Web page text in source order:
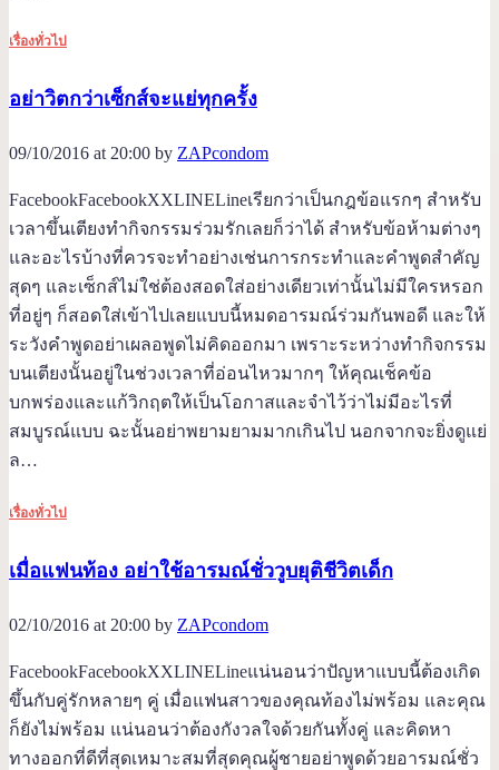
เรื่องทั่วไป
อย่าวิตกว่าเซ็กส์จะแย่ทุกครั้ง
09/10/2016 at 20:00 by ZAPcondom
FacebookFacebookXXLINELineเรียกว่าเป็นกฎข้อแรกๆ สำหรับ
เวลาขึ้นเตียงทำกิจกรรมร่วมรักเลยก็ว่าได้ สำหรับข้อห้ามต่างๆ
และอะไรบ้างที่ควรจะทำอย่างเช่นการกระทำและคำพูดสำคัญ
สุดๆ และเซ็กส์ไม่ใช่ต้องสอดใส่อย่างเดียวเท่านั้นไม่มีใครหรอก
ที่อยู่ๆ ก็สอดใส่เข้าไปเลยแบบนี้หมดอารมณ์ร่วมกันพอดี และให้
ระวังคำพูดอย่าเผลอพูดไม่คิดออกมา เพราะระหว่างทำกิจกรรม
บนเตียงนั้นอยู่ในช่วงเวลาที่อ่อนไหวมากๆ ให้คุณเช็คข้อ
บกพร่องและแก้วิกฤตให้เป็นโอกาสและจำไว้ว่าไม่มีอะไรที่
สมบูรณ์แบบ ฉะนั้นอย่าพยามยามมากเกินไป นอกจากจะยิ่งดูแย่
ล…
เรื่องทั่วไป
เมื่อแฟนท้อง อย่าใช้อารมณ์ชั่ววูบยุติชีวิตเด็ก
02/10/2016 at 20:00 by ZAPcondom
FacebookFacebookXXLINELineแน่นอนว่าปัญหาแบบนี้ต้องเกิด
ขึ้นกับคู่รักหลายๆ คู่ เมื่อแฟนสาวของคุณท้องไม่พร้อม และคุณ
ก็ยังไม่พร้อม แน่นอนว่าต้องกังวลใจด้วยกันทั้งคู่ และคิดหา
ทางออกที่ดีที่สุดเหมาะสมที่สุดคุณผู้ชายอย่าพูดด้วยอารมณ์ชั่ว